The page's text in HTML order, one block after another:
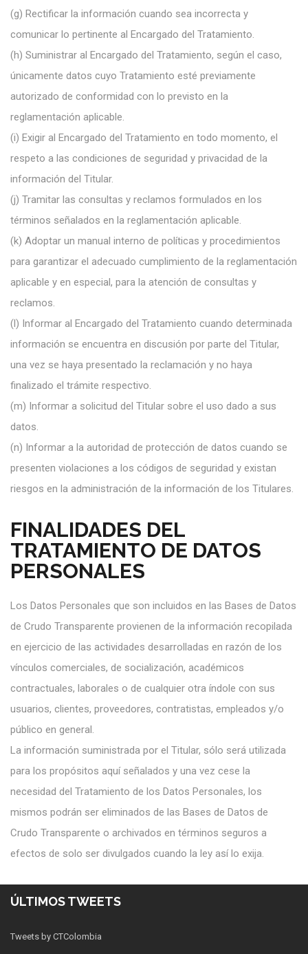
(g) Rectificar la información cuando sea incorrecta y
comunicar lo pertinente al Encargado del Tratamiento.
(h) Suministrar al Encargado del Tratamiento, según el caso,
únicamente datos cuyo Tratamiento esté previamente
autorizado de conformidad con lo previsto en la
reglamentación aplicable.
(i) Exigir al Encargado del Tratamiento en todo momento, el
respeto a las condiciones de seguridad y privacidad de la
información del Titular.
(j) Tramitar las consultas y reclamos formulados en los
términos señalados en la reglamentación aplicable.
(k) Adoptar un manual interno de políticas y procedimientos
para garantizar el adecuado cumplimiento de la reglamentación
aplicable y en especial, para la atención de consultas y
reclamos.
(l) Informar al Encargado del Tratamiento cuando determinada
información se encuentra en discusión por parte del Titular,
una vez se haya presentado la reclamación y no haya
finalizado el trámite respectivo.
(m) Informar a solicitud del Titular sobre el uso dado a sus
datos.
(n) Informar a la autoridad de protección de datos cuando se
presenten violaciones a los códigos de seguridad y existan
riesgos en la administración de la información de los Titulares.
FINALIDADES DEL
TRATAMIENTO DE DATOS
PERSONALES
Los Datos Personales que son incluidos en las Bases de Datos
de Crudo Transparente provienen de la información recopilada
en ejercicio de las actividades desarrolladas en razón de los
vínculos comerciales, de socialización, académicos
contractuales, laborales o de cualquier otra índole con sus
usuarios, clientes, proveedores, contratistas, empleados y/o
público en general.
La información suministrada por el Titular, sólo será utilizada
para los propósitos aquí señalados y una vez cese la
necesidad del Tratamiento de los Datos Personales, los
mismos podrán ser eliminados de las Bases de Datos de
Crudo Transparente o archivados en términos seguros a
efectos de solo ser divulgados cuando la ley así lo exija.
ÚLTIMOS TWEETS
Tweets by CTColombia